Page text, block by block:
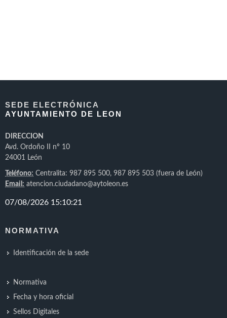
SEDE ELECTRÓNICA
AYUNTAMIENTO DE LEON
DIRECCION
Avd. Ordoño II nº 10
24001 León
Teléfono: Centralita: 987 895 500, 987 895 503 (fuera de León)
Email: atencion.ciudadano@aytoleon.es
NORMATIVA
Identificación de la sede
Normativa
Fecha y hora oficial
Sellos Digitales